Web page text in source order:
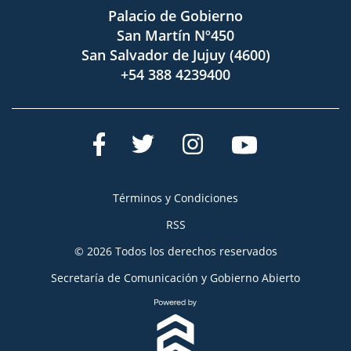
Palacio de Gobierno
San Martín Nº450
San Salvador de Jujuy (4600)
+54 388 4239400
Términos y Condiciones
RSS
© 2026 Todos los derechos reservados
Secretaría de Comunicación y Gobierno Abierto